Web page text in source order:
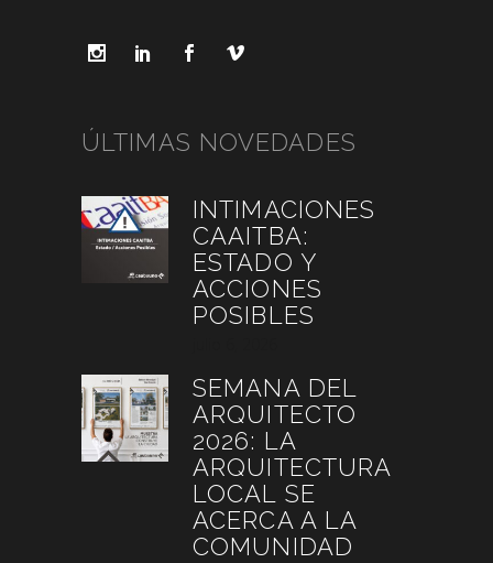
ÚLTIMAS NOVEDADES
INTIMACIONES
CAAITBA:
ESTADO Y
ACCIONES
POSIBLES
SEMANA DEL
ARQUITECTO
2026: LA
ARQUITECTURA
LOCAL SE
ACERCA A LA
COMUNIDAD